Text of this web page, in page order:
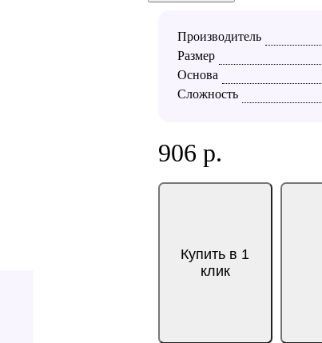
Производитель
Размер
Основа
Сложность
906 р.
Купить в 1
клик